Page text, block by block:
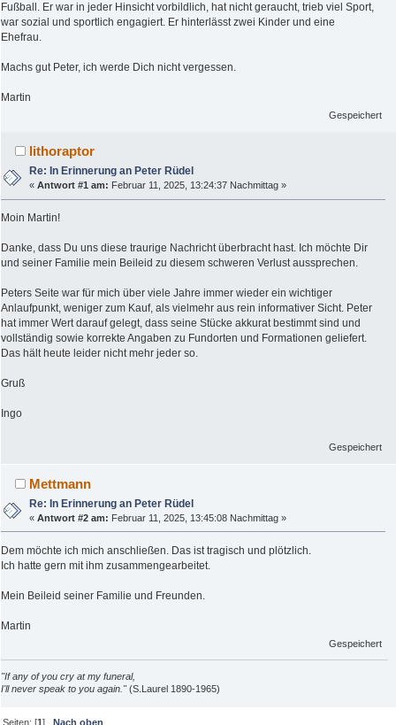
Fußball. Er war in jeder Hinsicht vorbildlich, hat nicht geraucht, trieb viel Sport,
war sozial und sportlich engagiert. Er hinterlässt zwei Kinder und eine
Ehefrau.
Machs gut Peter, ich werde Dich nicht vergessen.
Martin
Gespeichert
lithoraptor
Re: In Erinnerung an Peter Rüdel
«Antwort #1 am: Februar 11, 2025, 13:24:37 Nachmittag »
Moin Martin!
Danke, dass Du uns diese traurige Nachricht überbracht hast. Ich möchte Dir
und seiner Familie mein Beileid zu diesem schweren Verlust aussprechen.
Peters Seite war für mich über viele Jahre immer wieder ein wichtiger
Anlaufpunkt, weniger zum Kauf, als vielmehr aus rein informativer Sicht. Peter
hat immer Wert darauf gelegt, dass seine Stücke akkurat bestimmt sind und
vollständig sowie korrekte Angaben zu Fundorten und Formationen geliefert.
Das hält heute leider nicht mehr jeder so.
Gruß
Ingo
Gespeichert
Mettmann
Re: In Erinnerung an Peter Rüdel
«Antwort #2 am: Februar 11, 2025, 13:45:08 Nachmittag »
Dem möchte ich mich anschließen. Das ist tragisch und plötzlich.
Ich hatte gern mit ihm zusammengearbeitet.
Mein Beileid seiner Familie und Freunden.
Martin
Gespeichert
"If any of you cry at my funeral,
I'll never speak to you again."(S.Laurel 1890-1965)
Seiten: [1]Nach oben